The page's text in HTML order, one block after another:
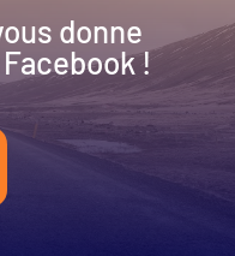
donne
!